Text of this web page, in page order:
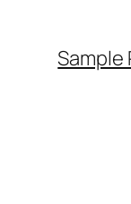
Sample